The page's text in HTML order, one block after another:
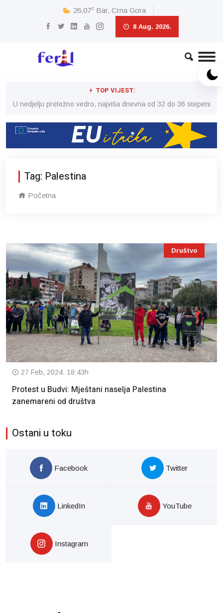
26.07c Bar, Crna Gora
8 Aug. 2026.
TOP VIJEST:
U nedjelju pretežno vedro, najviša dnevna od 32 do 36 stepeni
Tag: Palestina
Početna
Društvo
27 Feb, 2024. 18:43h
Protest u Budvi: Mještani naselja Palestina
zanemareni od društva
Ostani u toku
Facebook Twitter
LinkedIn YouTube
Instagram